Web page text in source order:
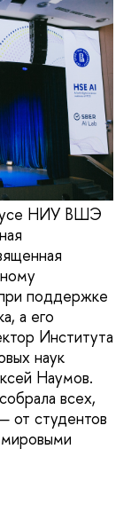
НИУ ВШЭ
поддержке
а его
Института
наук
Наумов.
всех,
от студентов